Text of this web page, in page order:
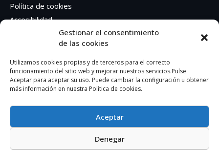
Gestionar el consentimiento
de las cookies
Utilizamos cookies propias y de terceros para el correcto
funcionamiento del sitio web y mejorar nuestros servicios.Pulse
Aceptar para aceptar su uso. Puede cambiar la configuración u obtener
más información en nuestra Política de cookies.
Aceptar
Denegar
Política de cookies
Accesibilidad
Síguenos en Redes sociales
Facebook
Instagram